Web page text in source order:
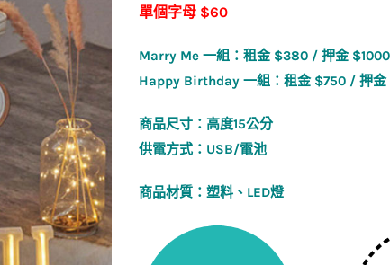
單個字母 $60
Marry Me 一組： 租金 $380 / 押金 $1000
Happy Birthday 一組：租金 $750 / 押
商品尺寸：高度15公分
供電方式：USB/電池
商品材質：塑料、LED燈